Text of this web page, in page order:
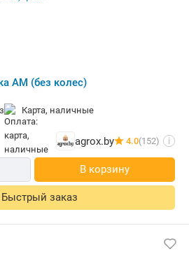
АМ (без колес)
карта, наличные
agrox.by 4.0(152) i
В корзину
Быстрый заказ